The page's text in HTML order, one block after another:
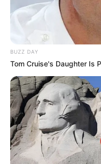
BUZZ DAY
Tom Cruise's Daughter Is